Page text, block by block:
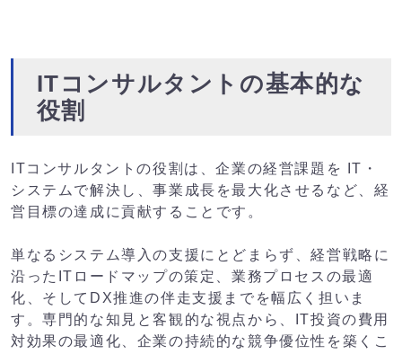
ITコンサルタントの基本的な
役割
ITコンサルタントの役割は、企業の経営課題を IT・
システムで解決し、事業成長を最大化させるなど、経
営目標の達成に貢献することです。
単なるシステム導入の支援にとどまらず、経営戦略に
沿ったITロードマップの策定、業務プロセスの最適
化、そしてDX推進の伴走支援までを幅広く担いま
す。専門的な知見と客観的な視点から、IT投資の費用
対効果の最適化、企業の持続的な競争優位性を築くこ